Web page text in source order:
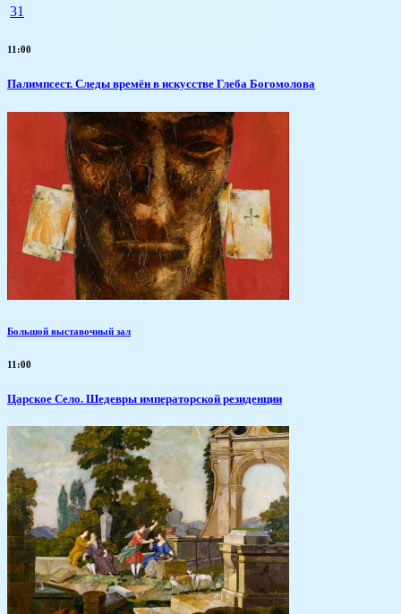
31
11:00
Палимпсест. Следы времён в искусстве Глеба Богомолова
Большой выставочный зал
11:00
Царское Село. Шедевры императорской резиденции